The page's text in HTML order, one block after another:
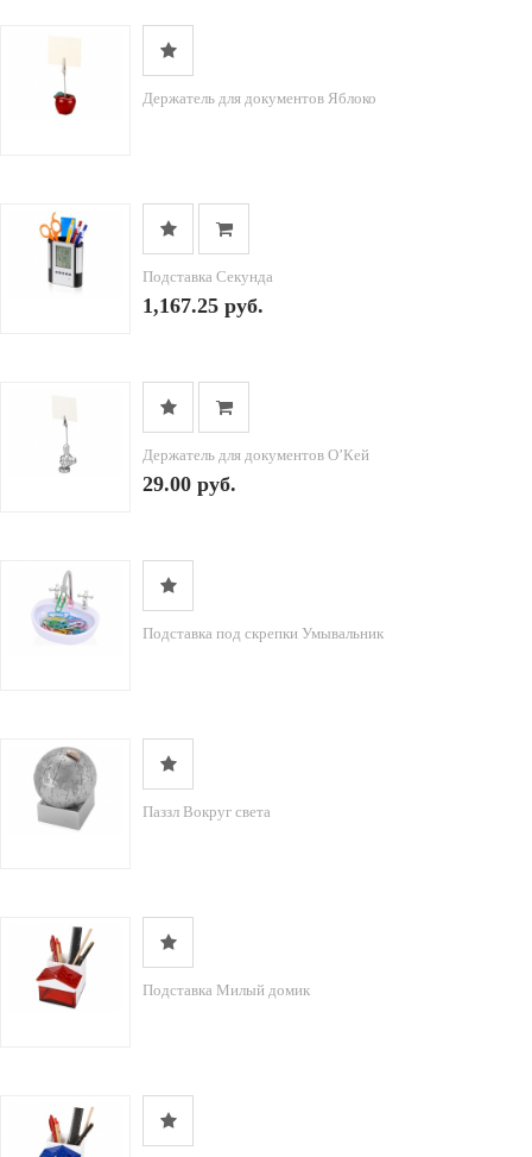
Держатель для документов Яблоко
Подставка Секунда
1,167.25 руб.
Держатель для документов О’Кей
29.00 руб.
Подставка под скрепки Умывальник
Паззл Вокруг света
Подставка Милый домик